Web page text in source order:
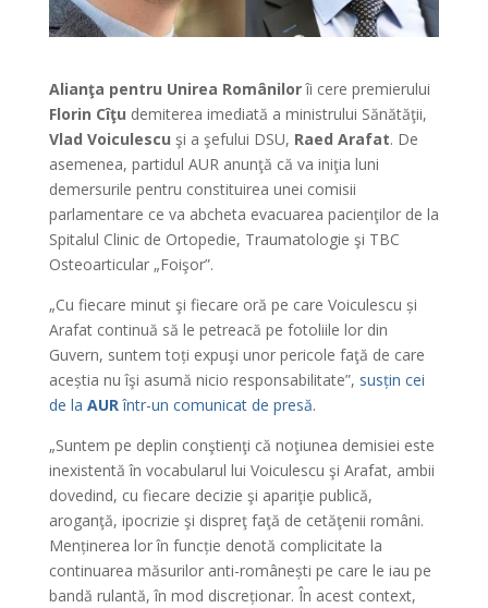
Alianţa pentru Unirea Românilorîi cere premierului
Florin Cîţu demiterea imediată a ministrului Sănătăţii,
Vlad Voiculescu şi a şefului DSU, Raed Arafat. De
asemenea, partidul AUR anunţă că va iniţia luni
demersurile pentru constituirea unei comisii
parlamentare ce va abcheta evacuarea pacienţilor de la
Spitalul Clinic de Ortopedie, Traumatologie şi TBC
Osteoarticular „Foişor”.
„Cu fiecare minut şi fiecare oră pe care Voiculescu și
Arafat continuă să le petreacă pe fotoliile lor din
Guvern, suntem toți expuşi unor pericole faţă de care
aceștia nu îşi asumă nicio responsabilitate”, susțin cei
de la AURîntr-un comunicat de presă.
„Suntem pe deplin conştienţi că noţiunea demisiei este
inexistentă în vocabularul lui Voiculescu şi Arafat, ambii
dovedind, cu fiecare decizie şi apariţie publică,
aroganţă, ipocrizie şi dispreţ faţă de cetăţenii români.
Menținerea lor în funcție denotă complicitate la
continuarea măsurilor anti-românești pe care le iau pe
bandă rulantă, în mod discreționar. În acest context,